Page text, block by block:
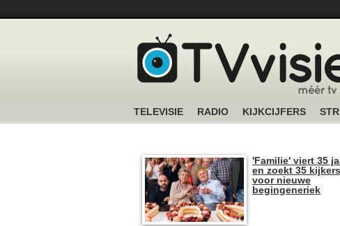
TELEVISIE RADIO KIJKCIJFERS
'Familie' viert 35
en zoekt 35 kijkers
voor nieuwe
begingeneriek